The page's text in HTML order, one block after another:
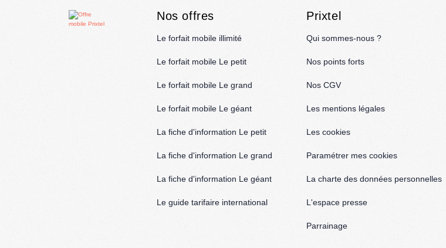
Nos offres
Le forfait mobile illimité
Le forfait mobile Le petit
Le forfait mobile Le grand
Le forfait mobile Le géant
La fiche d'information Le petit
La fiche d'information Le grand
La fiche d'information Le géant
Le guide tarifaire international
Prixtel
Qui sommes-nous ?
Nos points forts
Nos CGV
Les mentions légales
Les cookies
Paramétrer mes cookies
La charte des données personnelles
L'espace presse
Parrainage